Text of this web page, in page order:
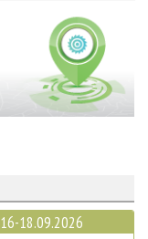
16-18.09.2026